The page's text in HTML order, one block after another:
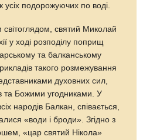
усіх подорожуючих по воді.
святий Миколай
у ході розподілу поприщ
та балканському
такого розмежування
духовних сил,
та Божими угодниками. У
народів Балкан, співається,
«води і броди». Згідно з
«цар святий Нікола»